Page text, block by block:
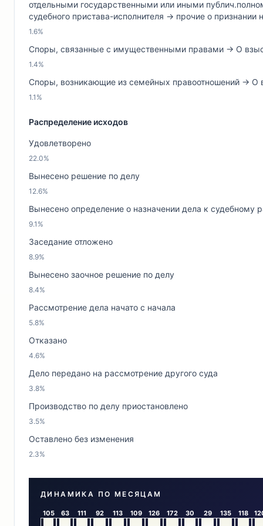
отдельными государственными или иными
судебного пристава-исполнителя → прочие о
1.6%
Споры, связанные с имущественными правами → О
1.4%
Споры, возникающие из семейных правоотношений → О
1.1%
Распределение исходов
Удовлетворено
22.0%
Вынесено решение по делу
12.6%
Вынесено определение о назначении дела к судебному
9.1%
Заседание отложено
8.9%
Вынесено заочное решение по делу
8.4%
Рассмотрение дела начато с начала
5.8%
Отказано
4.6%
Дело передано на рассмотрение другого суда
3.8%
Производство по делу приостановлено
3.5%
Оставлено без изменения
2.3%
ДИНАМИКА ПО МЕСЯЦАМ
105 63 111 92 113 109 126 172 30 29 135 118